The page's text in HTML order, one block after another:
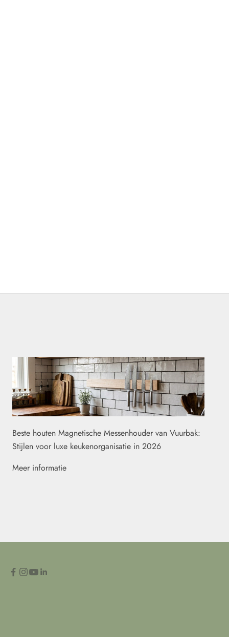
Beste houten Magnetische Messenhouder van Vuurbak:
Stijlen voor luxe keukenorganisatie in 2026
Meer informatie